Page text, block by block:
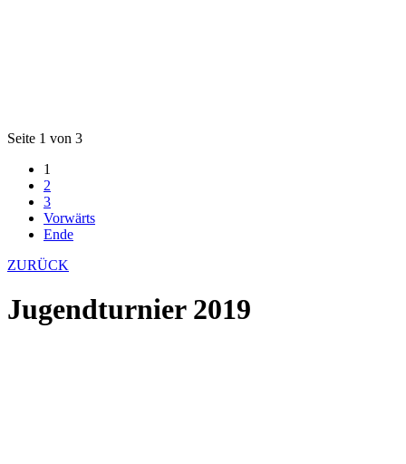
Seite 1 von 3
1
2
3
Vorwärts
Ende
ZURÜCK
Jugendturnier 2019